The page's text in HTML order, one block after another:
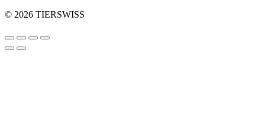
© 2026 TIERSWISS